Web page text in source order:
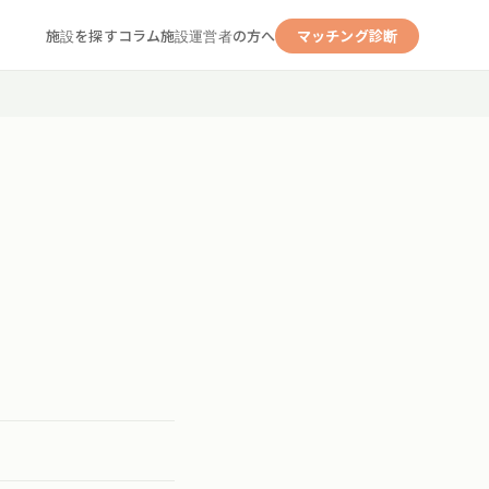
施設を探すコラム施設運営者の方へ マッチング診断